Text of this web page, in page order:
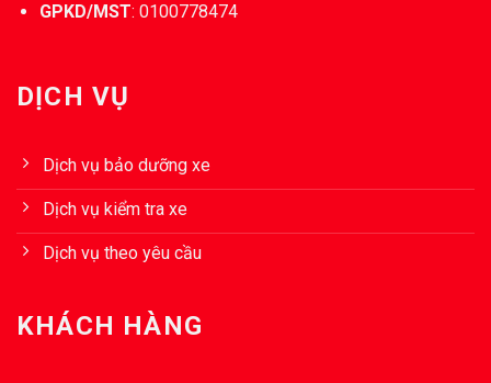
GPKD/MST: 0100778474
DỊCH VỤ
Dịch vụ bảo dưỡng xe
Dịch vụ kiểm tra xe
Dịch vụ theo yêu cầu
KHÁCH HÀNG